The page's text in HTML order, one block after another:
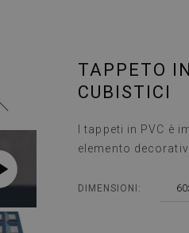
TAPPETO
CUBISTICI
I tappeti in PVC è
elemento
DIMENSIONI: